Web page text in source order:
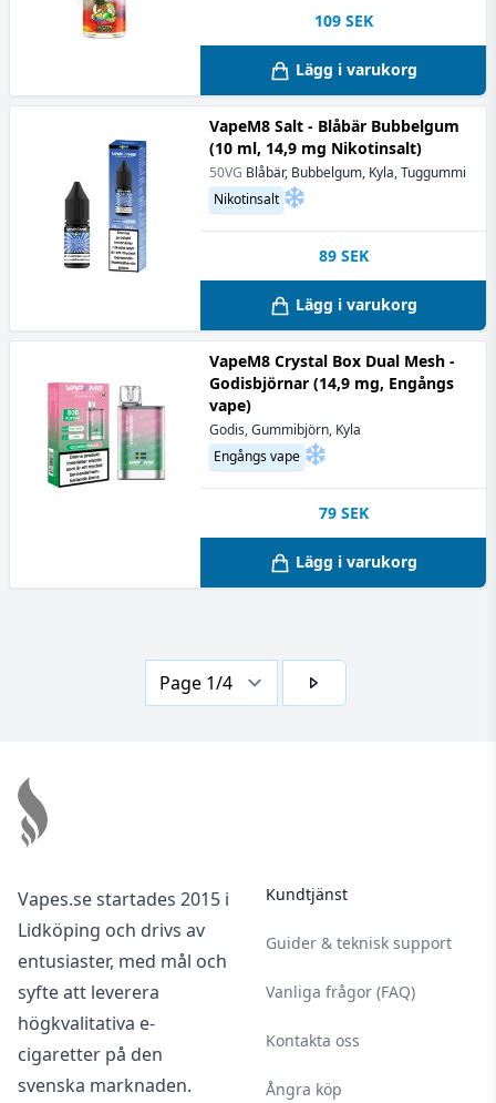
109 SEK
Lägg i varukorg
VapeM8 Salt - Blåbär Bubbelgum
(10 ml, 14,9 mg Nikotinsalt)
50VG Blåbär, Bubbelgum, Kyla, Tuggummi
Nikotinsalt
89 SEK
Lägg i varukorg
VapeM8 Crystal Box Dual Mesh -
Godisbjörnar (14,9 mg, Engångs
vape)
Godis, Gummibjörn, Kyla
Engångs vape
79 SEK
Lägg i varukorg
Vapes.se startades 2015 i
Lidköping och drivs av
entusiaster, med mål och
syfte att leverera
högkvalitativa e-
cigaretter på den
svenska marknaden.
Kundtjänst
Guider & teknisk support
Vanliga frågor (FAQ)
Kontakta oss
Ångra köp